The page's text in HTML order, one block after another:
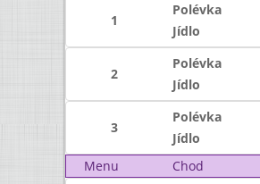
1
Polévka
Jídlo
2
Polévka
Jídlo
3
Polévka
Jídlo
Menu
Chod